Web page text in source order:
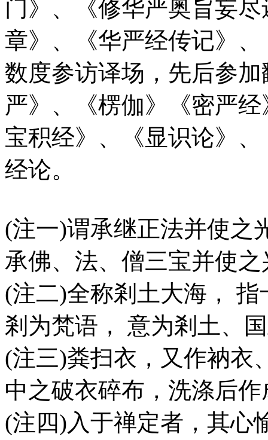
门》、《修华严奥旨妄
章》、《华严经传记》
数度参访译场，先后参
严》、《楞伽》《密严
宝积经》、《显识论》
经论。
(注一)谓承继正法并使之
承佛、法、僧三宝并使
(注二)全称剎土大海，
剎为梵语， 意为剎土、
(注三)粪扫衣，又作衲衣
中之破衣碎布，洗涤后
(注四)入于禅定者，其心